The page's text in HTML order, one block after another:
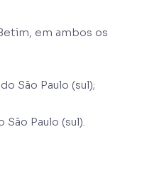
em ambos os
São Paulo (sul);
Paulo (sul).